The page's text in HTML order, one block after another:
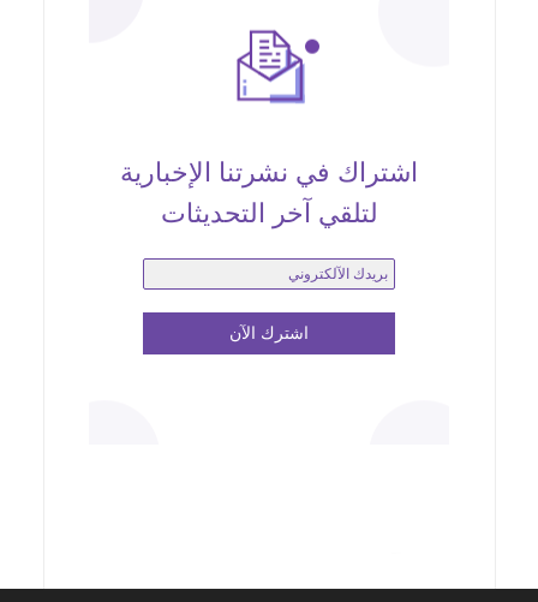
اشتراك في نشرتنا الإخبارية
لتلقي آخر التحديثات